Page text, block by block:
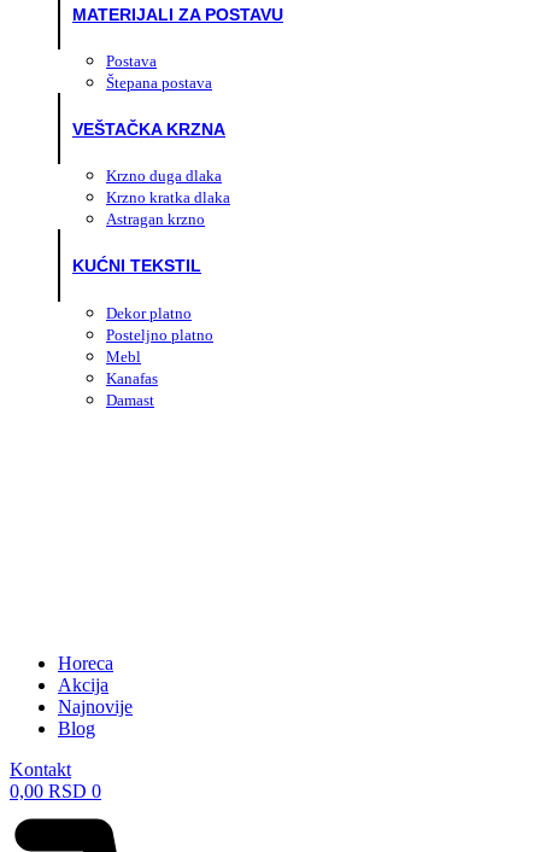
MATERIJALI ZA POSTAVU
Postava
Štepana postava
VEŠTAČKA KRZNA
Krzno duga dlaka
Krzno kratka dlaka
Astragan krzno
KUĆNI TEKSTIL
Dekor platno
Posteljno platno
Mebl
Kanafas
Damast
Horeca
Akcija
Najnovije
Blog
Kontakt
0,00 RSD 0